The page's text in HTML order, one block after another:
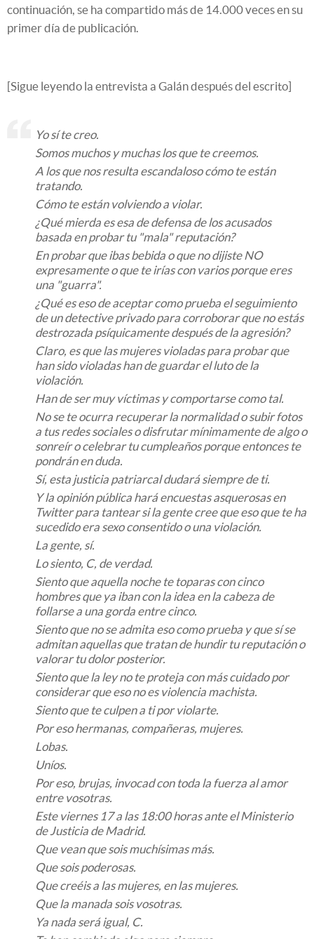
continuación, se ha compartido más de 14.000 veces en su
primer día de publicación.
[Sigue leyendo la entrevista a Galán después del escrito]
Yo sí te creo.
Somos muchos y muchas los que te creemos.
A los que nos resulta escandaloso cómo te están
tratando.
Cómo te están volviendo a violar.
¿Qué mierda es esa de defensa de los acusados
basada en probar tu "mala" reputación?
En probar que ibas bebida o que no dijiste NO
expresamente o que te irías con varios porque eres
una "guarra".
¿Qué es eso de aceptar como prueba el seguimiento
de un detective privado para corroborar que no estás
destrozada psíquicamente después de la agresión?
Claro, es que las mujeres violadas para probar que
han sido violadas han de guardar el luto de la
violación.
Han de ser muy víctimas y comportarse como tal.
No se te ocurra recuperar la normalidad o subir fotos
a tus redes sociales o disfrutar mínimamente de algo o
sonreír o celebrar tu cumpleaños porque entonces te
pondrán en duda.
Sí, esta justicia patriarcal dudará siempre de ti.
Y la opinión pública hará encuestas asquerosas en
Twitter para tantear si la gente cree que eso que te ha
sucedido era sexo consentido o una violación.
La gente, sí.
Lo siento, C, de verdad.
Siento que aquella noche te toparas con cinco
hombres que ya iban con la idea en la cabeza de
follarse a una gorda entre cinco.
Siento que no se admita eso como prueba y que sí se
admitan aquellas que tratan de hundir tu reputación o
valorar tu dolor posterior.
Siento que la ley no te proteja con más cuidado por
considerar que eso no es violencia machista.
Siento que te culpen a ti por violarte.
Por eso hermanas, compañeras, mujeres.
Lobas.
Uníos.
Por eso, brujas, invocad con toda la fuerza al amor
entre vosotras.
Este viernes 17 a las 18:00 horas ante el Ministerio
de Justicia de Madrid.
Que vean que sois muchísimas más.
Que sois poderosas.
Que creéis a las mujeres, en las mujeres.
Que la manada sois vosotras.
Ya nada será igual, C.